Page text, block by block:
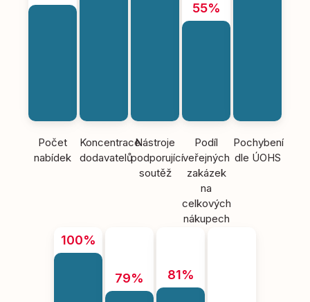
Počet
nabídek
Koncentrace
dodavatelů
Nástroje
podporující
soutěž
55%
Podíl
veřejných
zakázek
na
celkových
nákupech
Pochybení
dle ÚOHS
100%
79% 81%